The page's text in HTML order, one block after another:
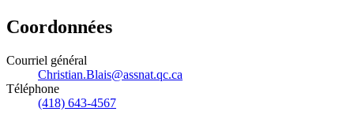
Coordonnées
Courriel général
Christian.Blais@assnat.qc.ca
Téléphone
(418) 643-4567